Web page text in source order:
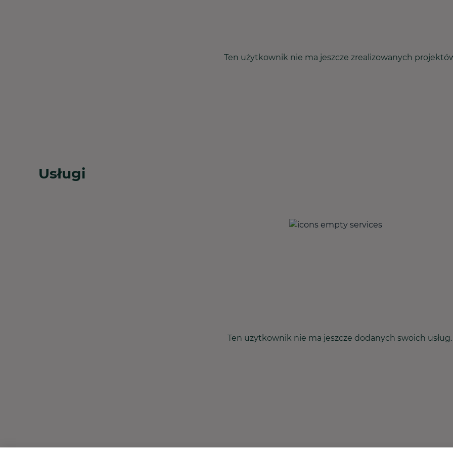
Ten użytkownik nie ma jeszcze zrealizowanych
Usługi
Ten użytkownik nie ma jeszcze dodanych swoich usług.